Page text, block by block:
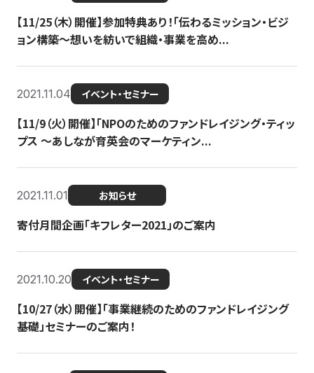
【11/25（木）開催】参加特典あり！「伝わるミッション・ビジ
ョン構築〜想いを紡いで組織・事業を高め...
2021.11.04 イベント・セミナー
【11/9（火）開催】「NPOのためのファンドレイジング・ティッ
プス 〜あしなが育英会のマーケティン...
2021.11.01 お知らせ
寄付月間企画「キフレター2021」のご案内
2021.10.20 イベント・セミナー
【10/27（水）開催】「事業継続のためのファンドレイジング
基礎」セミナーのご案内！